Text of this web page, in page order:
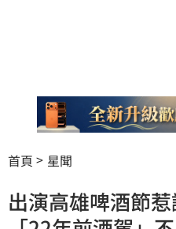
首頁 星聞
出演高雄啤酒節